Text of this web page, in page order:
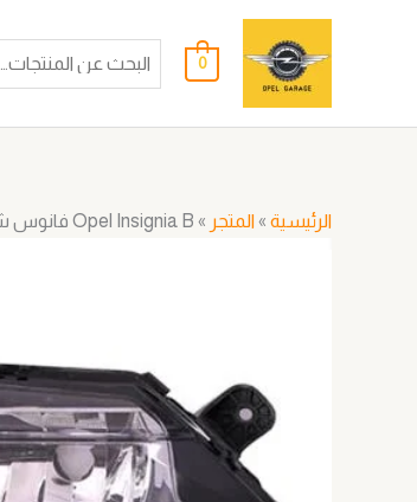
0
الرئيسية » المتجر » Opel Insignia B فانوس شبورة شمال